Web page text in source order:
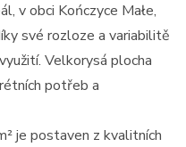
v obci Kończyce Małe,
své rozloze a variabilitě
Velkorysá plocha
potřeb a
je postaven z kvalitních